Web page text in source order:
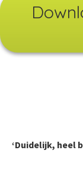
‘Duidelijk, heel